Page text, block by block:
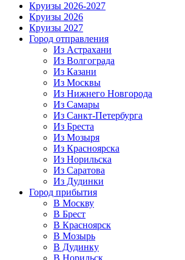
Круизы 2026-2027
Круизы 2026
Круизы 2027
Город отправления
Из Астрахани
Из Волгограда
Из Казани
Из Москвы
Из Нижнего Новгорода
Из Самары
Из Санкт-Петербурга
Из Бреста
Из Мозыря
Из Красноярска
Из Норильска
Из Саратова
Из Дудинки
Город прибытия
В Москву
В Брест
В Красноярск
В Мозырь
В Дудинку
В Норильск